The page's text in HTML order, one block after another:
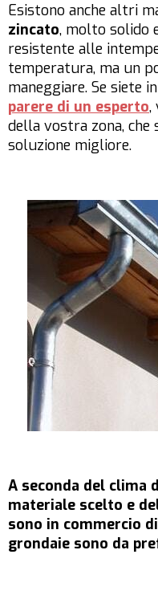
Esistono anche altri
zincato, molto solido
resistente alle
temperatura, ma un
maneggiare. Se siete
parere di un esperto,
della vostra zona,
soluzione migliore.
A seconda del clima
materiale scelto e
sono in commercio
grondaie sono da